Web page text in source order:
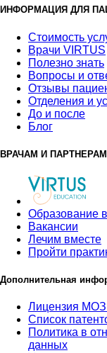
ИНФОРМАЦИЯ ДЛЯ
Стоимость
Врачи VIRTUS
Полезно знать
Вопросы и
Отзывы
Отделения и
До и после
Блог
ВРАЧАМ И ПАРТНЕРАМ
Образование
Вакансии
Лечим вместе
Пройти
Дополнительная
Лицензия
Список
Политика в
данных